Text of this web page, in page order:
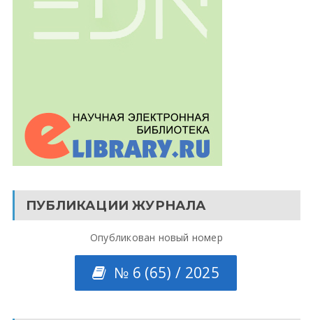
ПУБЛИКАЦИИ ЖУРНАЛА
Опубликован новый номер
№ 6 (65) / 2025